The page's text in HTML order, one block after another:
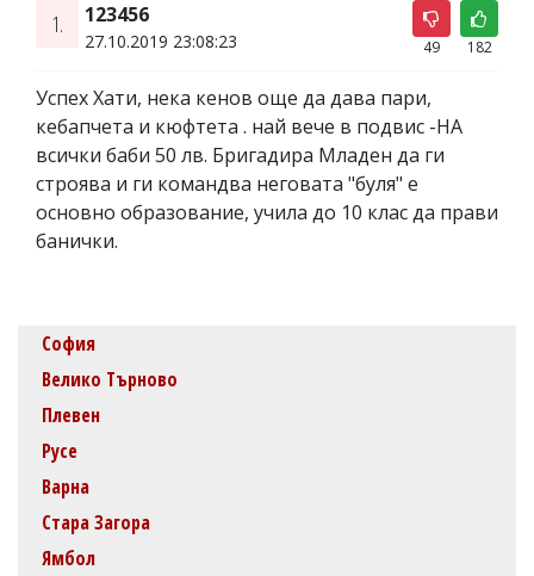
1. 123456
27.10.2019 23:08:23 49 182
Успех Хати, нека кенов още да дава пари,
кебапчета и кюфтета . най вече в подвис -НА
всички баби 50 лв. Бригадира Младен да ги
строява и ги командва неговата "буля" е
основно образование, учила до 10 клас да прави
банички.
София
Велико Търново
Плевен
Русе
Варна
Стара Загора
Ямбол